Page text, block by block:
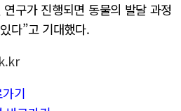
구가 진행되면 동물의 발달 과정
다”고 기대했다.
기